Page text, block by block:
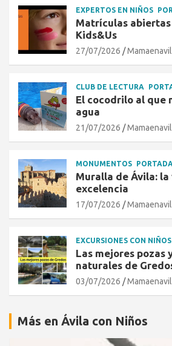
EXPERTOS EN NIÑOS
Matrículas
Kids&Us
27/07/2026
CLUB DE LECTURA
El cocodrilo al que
agua
21/07/2026
MONUMENTOS PORTADA
Muralla de Ávila:
excelencia
17/07/2026
EXCURSIONES CON
Las mejores pozas
naturales de
03/07/2026
Más en Ávila con Niños